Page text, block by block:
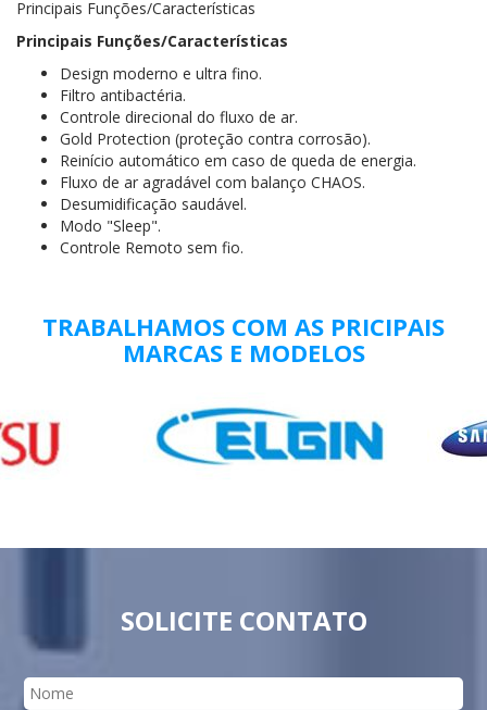
Principais Funções/Características
Principais Funções/Características
Design moderno e ultra fino.
Filtro antibactéria.
Controle direcional do fluxo de ar.
Gold Protection (proteção contra corrosão).
Reinício automático em caso de queda de energia.
Fluxo de ar agradável com balanço CHAOS.
Desumidificação saudável.
Modo "Sleep".
Controle Remoto sem fio.
TRABALHAMOS COM AS PRICIPAIS
MARCAS E MODELOS
SOLICITE CONTATO